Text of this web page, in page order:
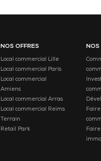
NOS OFFRES
Local commercial Lille
Local commercial Paris
Local commercial
Amiens
Local commercial Arras
Local commercial Reims
Terrain
Retail Park
NOS